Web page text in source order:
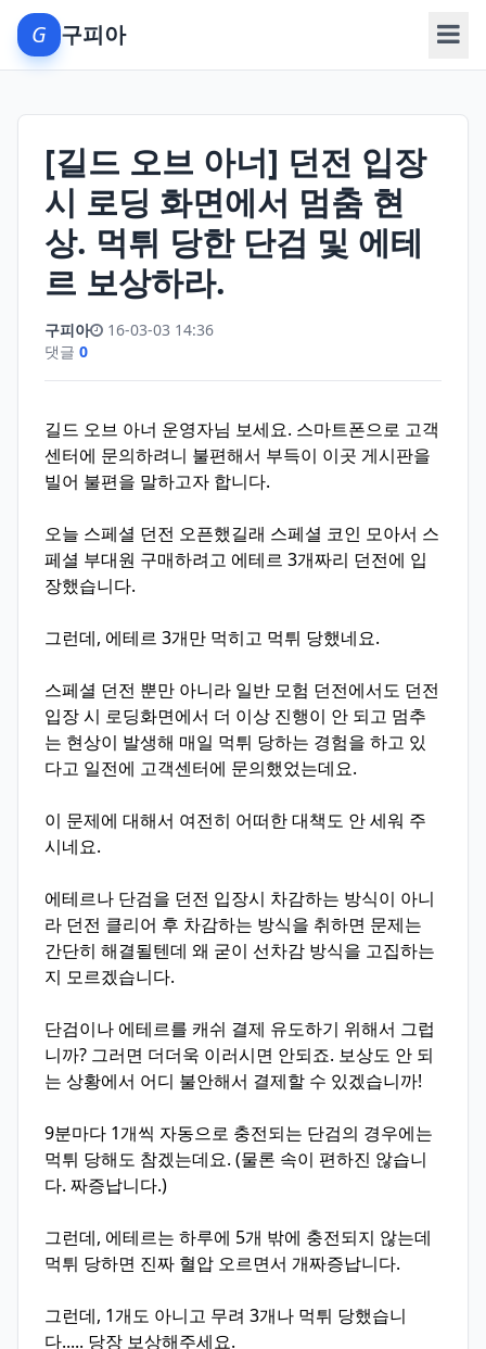
G 구피아
[길드 오브 아너] 던전 입장
시 로딩 화면에서 멈춤 현
상. 먹튀 당한 단검 및 에테
르 보상하라.
구피아
16-03-03 14:36
댓글 0
길드 오브 아너 운영자님 보세요. 스마트폰으로 고객
센터에 문의하려니 불편해서 부득이 이곳 게시판을
빌어 불편을 말하고자 합니다.
오늘 스페셜 던전 오픈했길래 스페셜 코인 모아서 스
페셜 부대원 구매하려고 에테르 3개짜리 던전에 입
장했습니다.
그런데, 에테르 3개만 먹히고 먹튀 당했네요.
스페셜 던전 뿐만 아니라 일반 모험 던전에서도 던전
입장 시 로딩화면에서 더 이상 진행이 안 되고 멈추
는 현상이 발생해 매일 먹튀 당하는 경험을 하고 있
다고 일전에 고객센터에 문의했었는데요.
이 문제에 대해서 여전히 어떠한 대책도 안 세워 주
시네요.
에테르나 단검을 던전 입장시 차감하는 방식이 아니
라 던전 클리어 후 차감하는 방식을 취하면 문제는
간단히 해결될텐데 왜 굳이 선차감 방식을 고집하는
지 모르겠습니다.
단검이나 에테르를 캐쉬 결제 유도하기 위해서 그럽
니까? 그러면 더더욱 이러시면 안되죠. 보상도 안 되
는 상황에서 어디 불안해서 결제할 수 있겠습니까!
9분마다 1개씩 자동으로 충전되는 단검의 경우에는
먹튀 당해도 참겠는데요. (물론 속이 편하진 않습니
다. 짜증납니다.)
그런데, 에테르는 하루에 5개 밖에 충전되지 않는데
먹튀 당하면 진짜 혈압 오르면서 개짜증납니다.
그런데, 1개도 아니고 무려 3개나 먹튀 당했습니
다..... 당장 보상해주세요.